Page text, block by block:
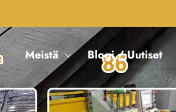
Meistä Blogi / Uutiset